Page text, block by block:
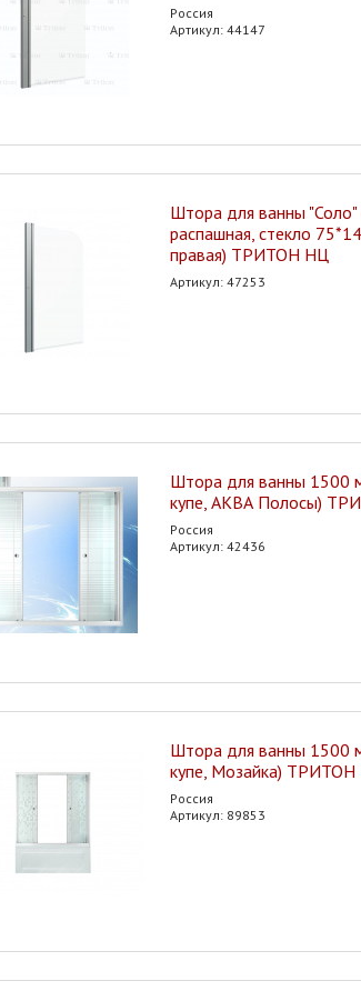
Россия
Артикул: 44147
Штора для ванны "Соло"
распашная, стекло
правая) ТРИТОН НЦ
Артикул: 47253
Штора для ванны 1500
купе, АКВА Полосы)
Россия
Артикул: 42436
Штора для ванны 1500
купе, Мозайка) ТРИТОН
Россия
Артикул: 89853